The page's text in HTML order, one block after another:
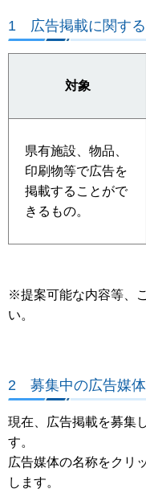
1 広告掲載に関す
対象
県有施設、物品、
印刷物等で広告を
掲載することがで
きるもの。
※提案可能な内容等、
い。
2 募集中の広告媒体
現在、広告掲載を募集
す。
広告媒体の名称をクリ
します。